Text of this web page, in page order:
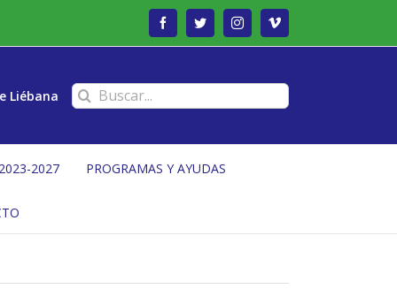
FacebookTwitterInstagramVimeo
Liébana Buscar:
2027 PROGRAMAS Y AYUDAS